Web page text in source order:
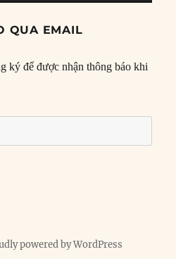
QUA EMAIL
ký để được nhận thông báo khi
powered by WordPress